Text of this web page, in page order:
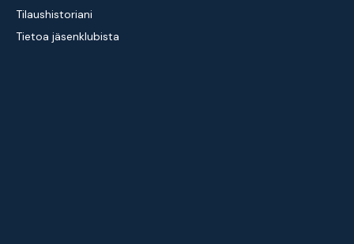
Tilaushistoriani
Tietoa jäsenklubista